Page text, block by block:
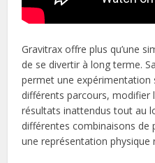
Gravitrax offre plus qu’une
de se divertir à long terme.
permet une expérimentation
différents parcours, modifier
résultats inattendus tout au
différentes combinaisons de
une représentation physique